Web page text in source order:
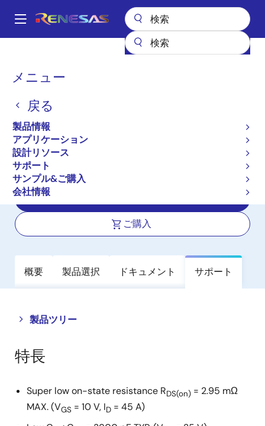
ン
Main
メニュー
戻る
製品情報
アプリケーション
設計リソース
サポート
サンプル&ご購入
会社情報
パ
く
ず
パワーディスクリート
パワーMOSFET
NP89N04PDK
アクティブ
Nch Power MOSFET 40V 90A
2.95mohm TO-263 / D2PAK for
Automotive
ご購入
概要 製品選択 ドキュメント サポート
製品ツリー
Close
tree
menu
Open
tree
menu
特長
Super low on-state resistance RDS(on) = 2.95 mΩ
MAX. (VGS = 10 V, ID = 45 A)